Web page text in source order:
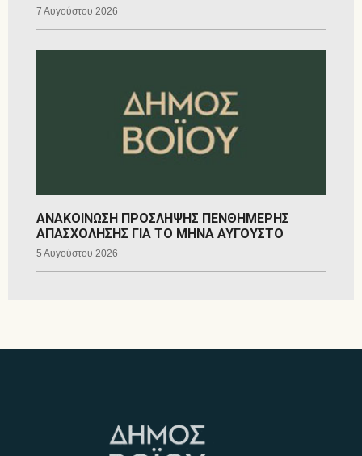
7 Αυγούστου 2026
ΑΝΑΚΟΙΝΩΣΗ ΠΡΟΣΛΗΨΗΣ ΠΕΝΘΗΜΕΡΗΣ
ΑΠΑΣΧΟΛΗΣΗΣ ΓΙΑ ΤΟ ΜΗΝΑ ΑΥΓΟΥΣΤΟ
5 Αυγούστου 2026